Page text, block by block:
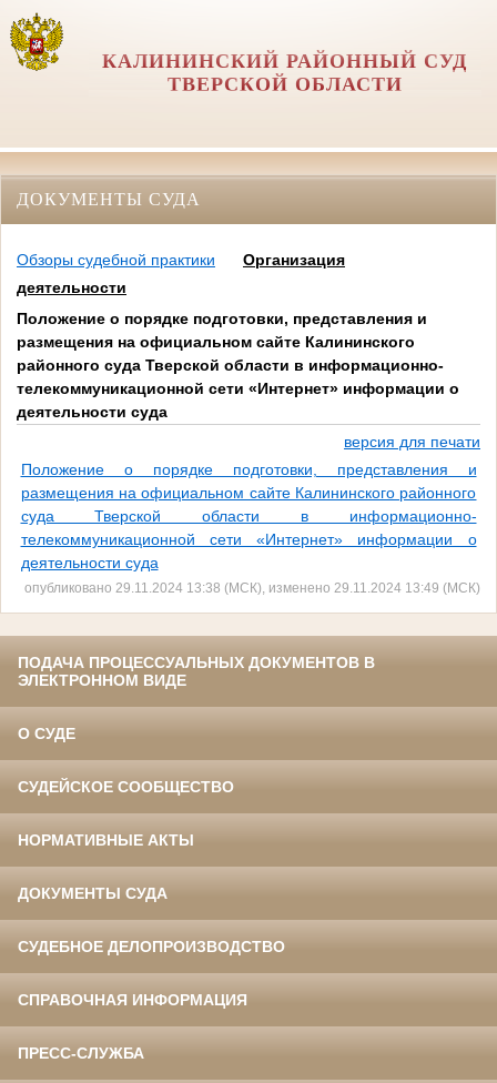
КАЛИНИНСКИЙ РАЙОННЫЙ СУД
ТВЕРСКОЙ ОБЛАСТИ
ДОКУМЕНТЫ СУДА
Обзоры судебной практики
Организация
деятельности
Положение о порядке подготовки, представления и
размещения на официальном сайте Калининского
районного суда Тверской области в информационно-
телекоммуникационной сети «Интернет» информации о
деятельности суда
версия для печати
Положение о порядке подготовки, представления и
размещения на официальном сайте Калининского районного
суда Тверской области в информационно-
телекоммуникационной сети «Интернет» информации о
деятельности суда
опубликовано 29.11.2024 13:38 (МСК), изменено 29.11.2024 13:49 (МСК)
ПОДАЧА ПРОЦЕССУАЛЬНЫХ ДОКУМЕНТОВ В
ЭЛЕКТРОННОМ ВИДЕ
О СУДЕ
СУДЕЙСКОЕ СООБЩЕСТВО
НОРМАТИВНЫЕ АКТЫ
ДОКУМЕНТЫ СУДА
СУДЕБНОЕ ДЕЛОПРОИЗВОДСТВО
СПРАВОЧНАЯ ИНФОРМАЦИЯ
ПРЕСС-СЛУЖБА